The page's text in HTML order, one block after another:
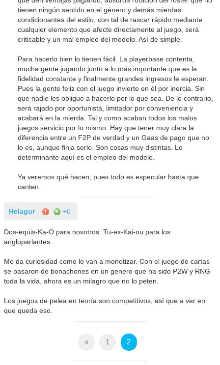
tienen ningún sentido en el género y demás mierdas
condicionantes del estilo, con tal de rascar rápido mediante
cualquier elemento que afecte directamente al juego, será
criticable y un mal empleo del modelo. Así de simple.
Para hacerlo bien lo tienen fácil. La playerbase contenta,
mucha gente jugando junto a lo más importante que es la
fidelidad constante y finalmente grandes ingresos le esperan.
Pues la gente feliz con el juego invierte en él por inercia. Sin
que nadie les obligue a hacerlo por lo que sea. De lo contrario,
será rajado por oportunista, limitador por conveniencia y
acabará en la mierda. Tal y como acaban todos los malos
juegos servicio por lo mismo. Hay que tener muy clara la
diferencia entre un F2P de verdad y un Gaas de pago que no
lo es, aunque finja serlo. Son cosas muy distintas. Lo
determinante aquí es el empleo del modelo.
Ya veremos qué hacen, pues todo es especular hasta que
canten.
Helagur +0
Dos-equis-Ka-O para nosotros. Tu-ex-Kai-ou para los
angloparlantes.
Me da curiosidad como lo van a monetizar. Con el juego de cartas
se pasaron de bonachones en un genero que ha sido P2W y RNG
toda la vida, ahora es un milagro que no lo peten.
Los juegos de pelea en teoría son competitivos, así que a ver en
que queda eso.
« 1 2